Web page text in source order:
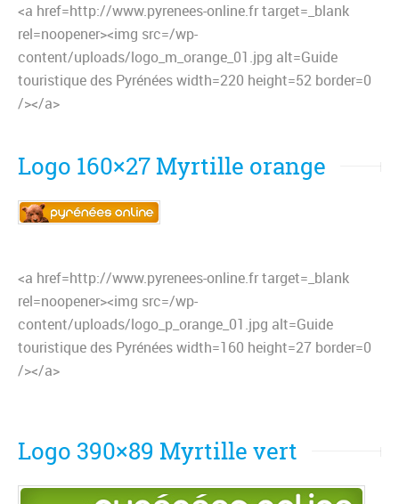
<a href=http://www.pyrenees-online.fr target=_blank
rel=noopener><img src=/wp-
content/uploads/logo_m_orange_01.jpg alt=Guide
touristique des Pyrénées width=220 height=52 border=0
/></a>
Logo 160×27 Myrtille orange
<a href=http://www.pyrenees-online.fr target=_blank
rel=noopener><img src=/wp-
content/uploads/logo_p_orange_01.jpg alt=Guide
touristique des Pyrénées width=160 height=27 border=0
/></a>
Logo 390×89 Myrtille vert